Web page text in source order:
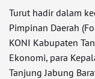
Turut hadir dalam
Pimpinan Daerah
KONI Kabupaten
Ekonomi, para
Tanjung Jabung